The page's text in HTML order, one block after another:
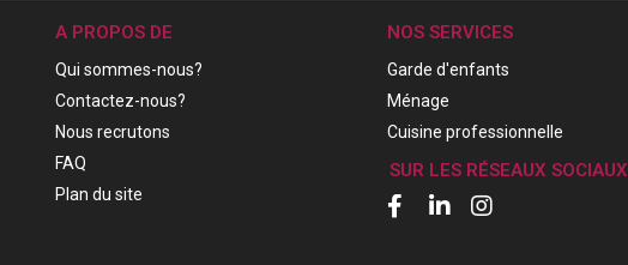
A PROPOS DE
Qui sommes-nous?
Contactez-nous?
Nous recrutons
FAQ
Plan du site
NOS SERVICES
Garde d'enfants
Ménage
Cuisine professionnelle
SUR LES RÉSEAUX SOCIAUX